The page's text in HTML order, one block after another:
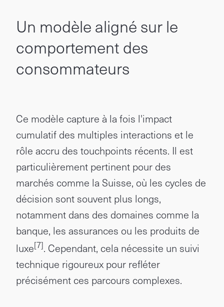
Un modèle aligné sur le
comportement des
consommateurs
Ce modèle capture à la fois l'impact
cumulatif des multiples interactions et le
rôle accru des touchpoints récents. Il est
particulièrement pertinent pour des
marchés comme la Suisse, où les cycles de
décision sont souvent plus longs,
notamment dans des domaines comme la
banque, les assurances ou les produits de
luxe[7]. Cependant, cela nécessite un suivi
technique rigoureux pour refléter
précisément ces parcours complexes.